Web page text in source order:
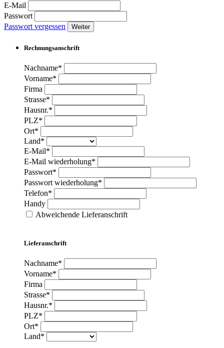
E-Mail
Passwort
Passwort vergessen
Weiter
Rechnungsanschrift
Nachname*
Vorname*
Firma
Strasse*
Hausnr.*
PLZ*
Ort*
Land*
E-Mail*
E-Mail wiederholung*
Passwort*
Passwort wiederholung*
Telefon*
Handy
Abweichende Lieferanschrift
Lieferanschrift
Nachname*
Vorname*
Firma
Strasse*
Hausnr.*
PLZ*
Ort*
Land*